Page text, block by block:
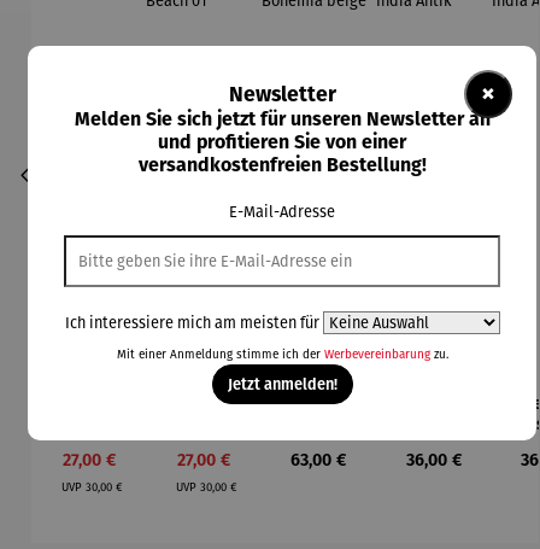
Durchschnittliche Bewertung von 5 von 5 Sternen
Verkaufspreis:
27,00 €
UVP Regulärer Preis:
30,00 €
Armband |
- Beach 01
Verkaufspreis:
27,00 €
UVPRegulärer Preis:
30,00 €
Armband |
| 01
Bohemia
Regulärer Preis:
63,00 €
rot India
Antik
Regulärer Preis:
36,00 €
×
Newsletter
Melden Sie sich jetzt für unseren Newsletter an
und profitieren Sie von einer
versandkostenfreien Bestellung!
E-Mail-Adresse
Ich interessiere mich am meisten für
Mit einer Anmeldung stimme ich der Werbevereinbarungzu.
Jetzt anmelden!